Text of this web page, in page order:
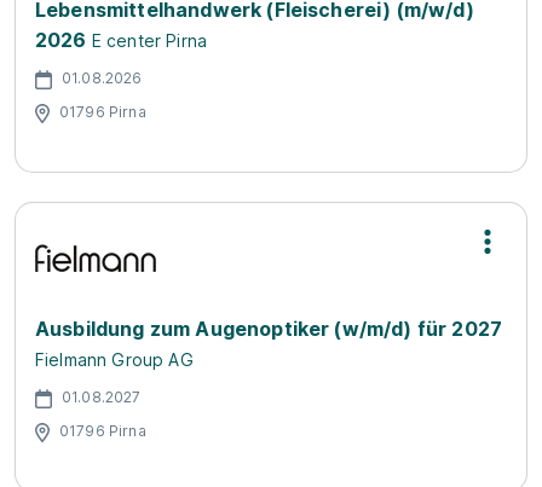
Lebensmittelhandwerk (Fleischerei) (m/w/d)
2026 E center Pirna
01.08.2026
01796 Pirna
Ausbildung zum Augenoptiker (w/m/d) für 2027
Fielmann Group AG
01.08.2027
01796 Pirna